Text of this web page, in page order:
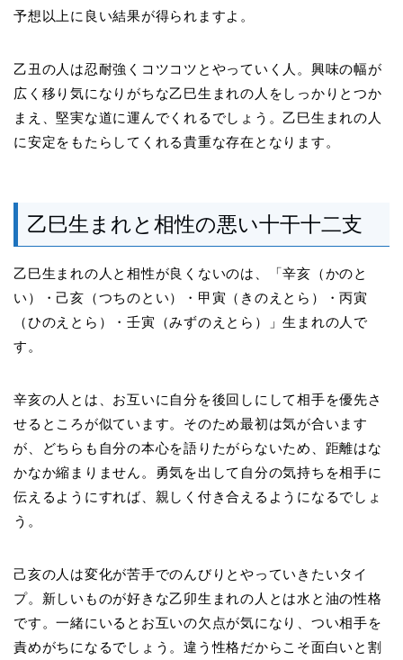
予想以上に良い結果が得られますよ。
乙丑の人は忍耐強くコツコツとやっていく人。興味の幅が
広く移り気になりがちな乙巳生まれの人をしっかりとつか
まえ、堅実な道に運んでくれるでしょう。乙巳生まれの人
に安定をもたらしてくれる貴重な存在となります。
乙巳生まれと相性の悪い十干十二支
乙巳生まれの人と相性が良くないのは、「辛亥（かのと
い）・己亥（つちのとい）・甲寅（きのえとら）・丙寅
（ひのえとら）・壬寅（みずのえとら）」生まれの人で
す。
辛亥の人とは、お互いに自分を後回しにして相手を優先さ
せるところが似ています。そのため最初は気が合います
が、どちらも自分の本心を語りたがらないため、距離はな
かなか縮まりません。勇気を出して自分の気持ちを相手に
伝えるようにすれば、親しく付き合えるようになるでしょ
う。
己亥の人は変化が苦手でのんびりとやっていきたいタイ
プ。新しいものが好きな乙卯生まれの人とは水と油の性格
です。一緒にいるとお互いの欠点が気になり、つい相手を
責めがちになるでしょう。違う性格だからこそ面白いと割